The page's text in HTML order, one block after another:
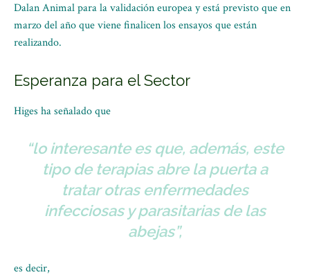
Dalan Animal para la validación europea y está previsto que en
marzo del año que viene finalicen los ensayos que están
realizando.
Esperanza para el Sector
Higes ha señalado que
“lo interesante es que, además, este
tipo de terapias abre la puerta a
tratar otras enfermedades
infecciosas y parasitarias de las
abejas”,
es decir,